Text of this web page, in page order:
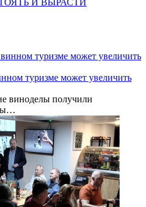
И ВЫРАСТИ
туризме может увеличить
виноделы получили